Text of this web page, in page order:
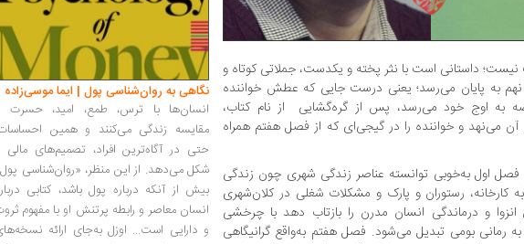
داستانی است با نثر پخته و یکدست، جملاتی کوتاه و
به پایان می‌رسد؛ یعنی درست جایی که عطش خواننده
به اوج خود می‌رسد، پس از گره‌گشایی ‌ از نام کتاب،
آن می‌‌نهد و خواننده را در گیجی‌ای که از فصل هفتم همراه
فصل اول به‌خوبی توانسته عناصر زندگی شهری چون زندگی
به کارخانه، رستوران و پارک و مشکلات شغلی در کلان‌شهری
و درماندگی انسان مدرن را بازتاب دهد با چرخشی
رمانی بومی تبدیل می‌شود. فصل هفتم به‌واقع گرانیگاهی
نگاهی به روان‌شناسی پول | ایما موسی‌زاده
انسان‌ها با ترس، طمع، امید، حسرت
مقایسه زندگی می‌کنند و همین
حتی در آگاه‌ترین افراد، تصمیم‌های مالی
شکل می‌دهد. از این منظر، «روان‌شناسی
بیش از آنکه درباره پول باشد، کتابی
انسان معاصر و رابطه پرتنش او با مفهوم
و دارایی است... اوزل به‌جای ارائه